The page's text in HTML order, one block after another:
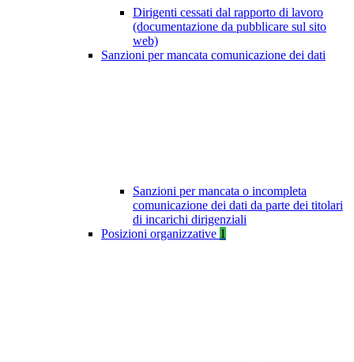
Dirigenti cessati dal rapporto di lavoro
(documentazione da pubblicare sul sito
web)
Sanzioni per mancata comunicazione dei dati
Sanzioni per mancata o incompleta
comunicazione dei dati da parte dei titolari
di incarichi dirigenziali
Posizioni organizzative 1